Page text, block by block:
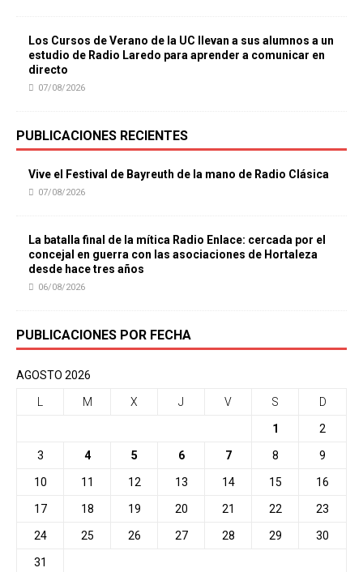
Los Cursos de Verano de la UC llevan a sus alumnos a un
estudio de Radio Laredo para aprender a comunicar en
directo
07/08/2026
PUBLICACIONES RECIENTES
Vive el Festival de Bayreuth de la mano de Radio Clásica
07/08/2026
La batalla final de la mítica Radio Enlace: cercada por el
concejal en guerra con las asociaciones de Hortaleza
desde hace tres años
06/08/2026
PUBLICACIONES POR FECHA
AGOSTO 2026
M X J V S D
1 2
3 4 5 6 7 8 9
10 11 12 13 14 15 16
17 18 19 20 21 22 23
24 25 26 27 28 29 30
31